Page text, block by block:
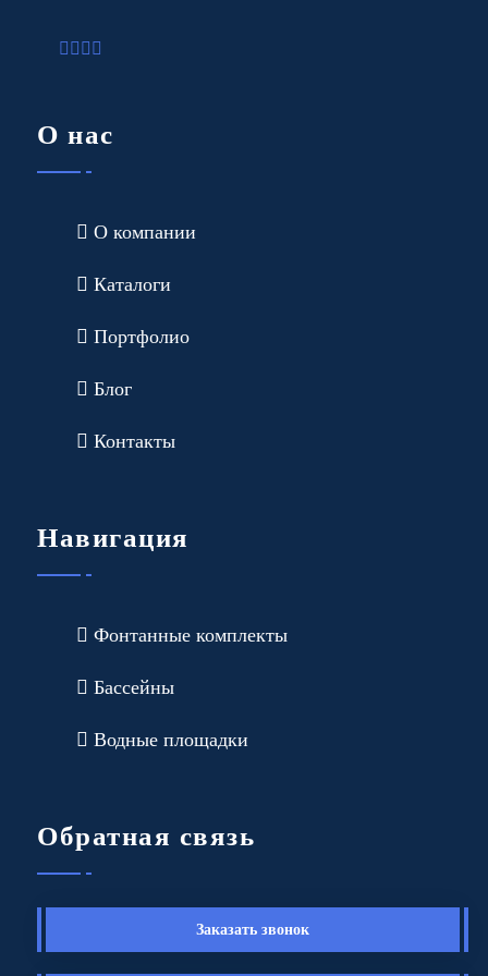
О нас
О компании
Каталоги
Портфолио
Блог
Контакты
Навигация
Фонтанные комплекты
Бассейны
Водные площадки
Обратная связь
Заказать звонок